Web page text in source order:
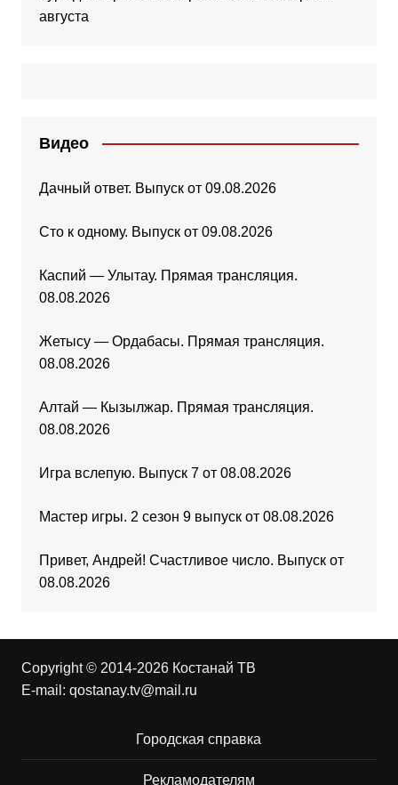
августа
Видео
Дачный ответ. Выпуск от 09.08.2026
Сто к одному. Выпуск от 09.08.2026
Каспий — Улытау. Прямая трансляция.
08.08.2026
Жетысу — Ордабасы. Прямая трансляция.
08.08.2026
Алтай — Кызылжар. Прямая трансляция.
08.08.2026
Игра вслепую. Выпуск 7 от 08.08.2026
Мастер игры. 2 сезон 9 выпуск от 08.08.2026
Привет, Андрей! Счастливое число. Выпуск от
08.08.2026
Copyright © 2014-2026 Костанай ТВ
E-mail: qostanay.tv@mail.ru
Городская справка
Рекламодателям